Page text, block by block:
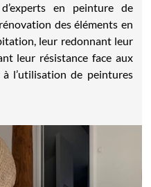
en peinture de
des éléments en
leur redonnant leur
leur résistance face aux
l’utilisation de peintures